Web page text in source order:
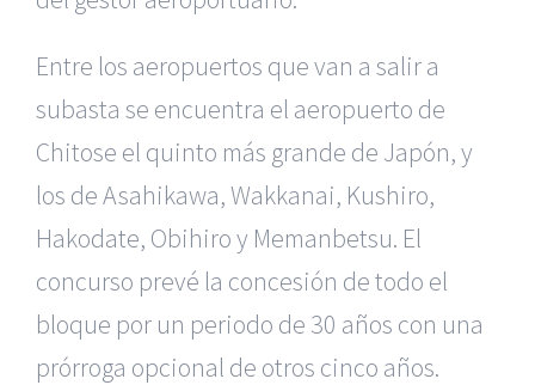
Entre los aeropuertos que van a salir a
subasta se encuentra el aeropuerto de
Chitose el quinto más grande de Japón, y
los de Asahikawa, Wakkanai, Kushiro,
Hakodate, Obihiro y Memanbetsu. El
concurso prevé la concesión de todo el
bloque por un periodo de 30 años con una
prórroga opcional de otros cinco años.